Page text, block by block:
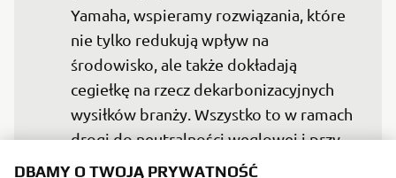
Yamaha, wspieramy rozwiązania, które
nie tylko redukują wpływ na
środowisko, ale także dokładają
cegiełkę na rzecz dekarbonizacyjnych
wysiłków branży. Wszystko to w ramach
drogi do neutralności węglowej i przy
jednoczesnym wejściu na nowe
DBAMY O TWOJĄ PRYWATNOŚĆ